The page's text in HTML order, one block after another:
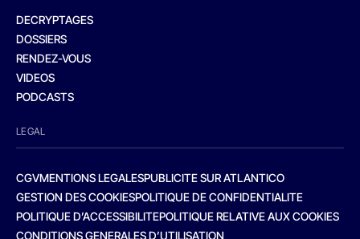
DECRYPTAGES
DOSSIERS
RENDEZ-VOUS
VIDEOS
PODCASTS
LEGAL
CGVMENTIONS LEGALESPUBLICITE SUR ATLANTICO
GESTION DES COOKIESPOLITIQUE DE CONFIDENTIALITE
POLITIQUE D’ACCESSIBILITEPOLITIQUE RELATIVE AUX COOKIES
CONDITIONS GENERALES D’UTILISATION